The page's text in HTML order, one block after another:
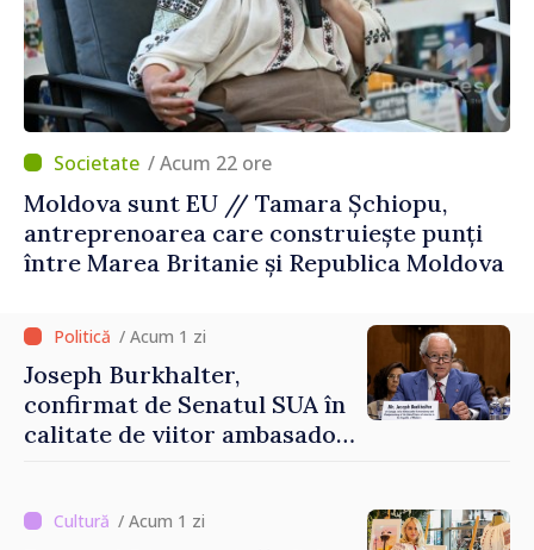
/ Acum 22 ore
Moldova sunt EU // Tamara Șchiopu,
antreprenoarea care construiește punți
între Marea Britanie și Republica Moldova
/ Acum 1 zi
Joseph Burkhalter,
confirmat de Senatul SUA în
calitate de viitor ambasador
/ Acum 1 zi